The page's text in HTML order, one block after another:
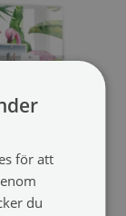
tabuľa na
för barn
för att
du